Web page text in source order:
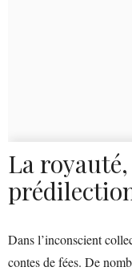
La
Dans l’inconscient
contes de fées. De